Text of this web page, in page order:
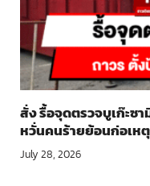
สั่ง รื้อจุดตรวจบูเก๊ะซ
หวั่นคนร้ายย้อนก่อเห
July 28, 2026